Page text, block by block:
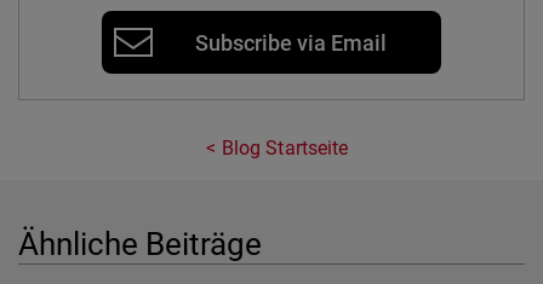
Subscribe via Email
Blog Startseite
Ähnliche Beiträge